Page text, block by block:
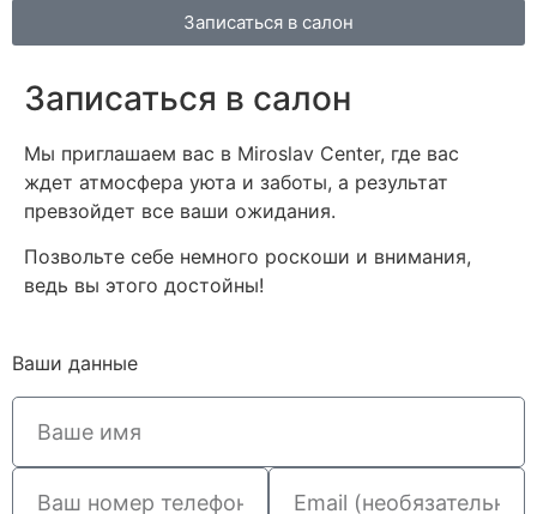
Записаться в салон
Записаться в салон
Мы приглашаем вас в Miroslav Center, где вас
ждет атмосфера уюта и заботы, а результат
превзойдет все ваши ожидания.
Позвольте себе немного роскоши и внимания,
ведь вы этого достойны!
Ваши данные